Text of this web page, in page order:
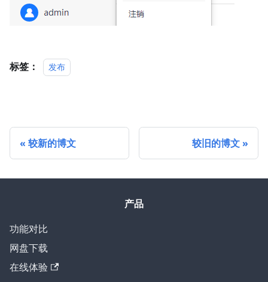
标签： 发布
较新的博文 较旧的博文
产品
功能对比
网盘下载
在线体验